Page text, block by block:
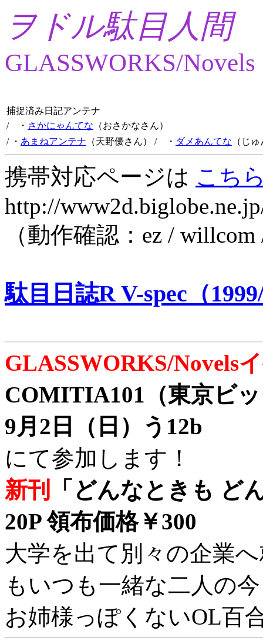
ヲドル駄目人間
GLASSWORKS/Novels
捕捉済み日記アンテナ
/ ・ さかにゃんてな （おさかなさん）
/ ・ あまねアンテナ （天野優さん） / ・ ダメあんてな （じ
携帯対応ページは こち
http://
（動作確認：ez /
駄目日誌R V-spec（
GLASSWORKS/Novels
COMITIA101（東京ビ
9月2日（日）う12b
にて参加します！
新刊
「どんなときも ど
20P 領布価格￥300
大学を出て別々の企業
もいつも一緒な二人の
お姉様っぽくないOL百